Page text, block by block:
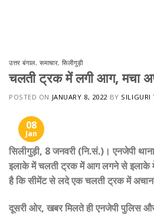
उत्तर बंगाल,समाचार,सिलीगुड़ी
चलती ट्रक में लगी आग, मचा
POSTED ON JANUARY 8, 2022 BY SILIGURI
08
Jan
सिलीगुड़ी, 8 जनवरी (नि.सं.)। एनजेपी
इलाके में चलती ट्रक में आग लगने से इलाके
है कि सीमेंट से लदे एक चलती ट्रक में
दूसरी ओर, खबर मिलते ही एनजेपी पुलिस